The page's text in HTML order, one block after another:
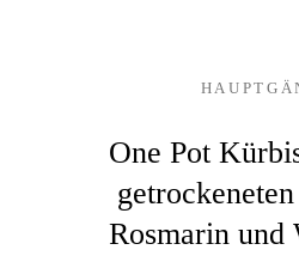
One Pot
Rosmarin und